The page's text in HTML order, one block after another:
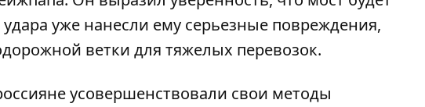
уже нанесли ему серьезные повреждения,
ветки для тяжелых перевозок.
усовершенствовали свои методы